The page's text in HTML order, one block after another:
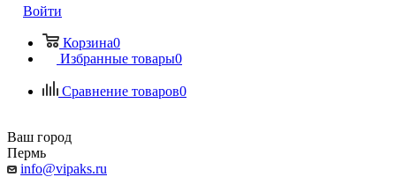
Войти
Корзина0
Избранные товары0
Сравнение товаров0
Ваш город
Пермь
info@vipaks.ru